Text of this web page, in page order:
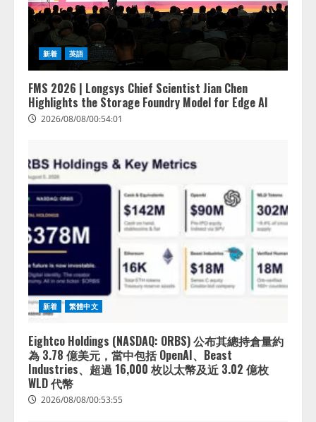
新着 英語
FMS 2026 | Longsys Chief Scientist Jian Chen
Highlights the Storage Foundry Model for Edge AI
2026/08/08/00:54:01
新着 繁體中文
Eightco Holdings (NASDAQ: ORBS) 公布其總持倉量約
為 3.78 億美元，當中包括 OpenAI、Beast
Industries、超過 16,000 枚以太幣及近 3.02 億枚
WLD 代幣
2026/08/08/00:53:55